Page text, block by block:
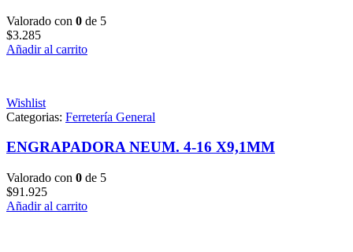
Valorado con 0 de 5
$3.285
Añadir al carrito
Wishlist
Categorias: Ferretería General
ENGRAPADORA NEUM. 4-16 X9,1MM
Valorado con 0 de 5
$91.925
Añadir al carrito